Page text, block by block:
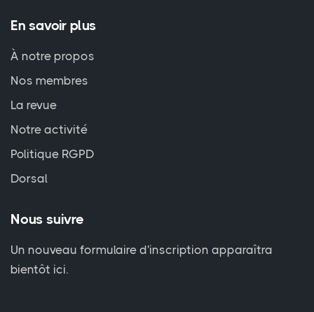
En savoir plus
À notre propos
Nos membres
La revue
Notre activité
Politique RGPD
Dorsal
Nous suivre
Un nouveau formulaire d'inscription apparaîtra
bientôt ici.